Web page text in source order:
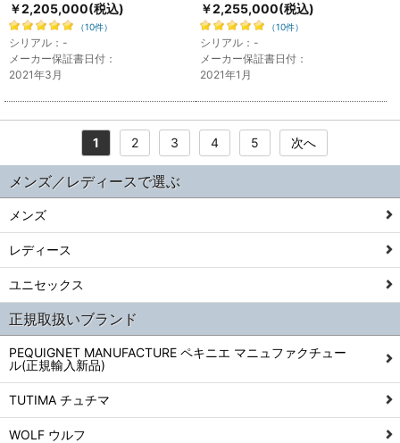
￥2,205,000(税込)
（10件）
シリアル：-
メーカー保証書日付：
2021年3月
￥2,255,000(税込)
（10件）
シリアル：-
メーカー保証書日付：
2021年1月
1 2 3 4 5 次へ
メンズ／レディースで選ぶ
メンズ
レディース
ユニセックス
正規取扱いブランド
PEQUIGNET MANUFACTURE ペキニエ マニュファクチュー
ル(正規輸入新品)
TUTIMA チュチマ
WOLF ウルフ